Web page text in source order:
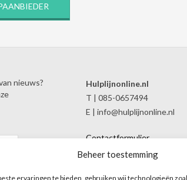
Beheer toestemming
ervaringen te bieden, gebruiken wij technologieën
nieuws?
Hulplijnonline.nl
T | 085-0657494
E | info@hulplijnonline.nl
Contactformulier
Over Hulplijnonline.nl